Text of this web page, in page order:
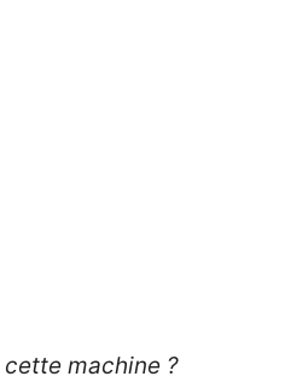
machine ?